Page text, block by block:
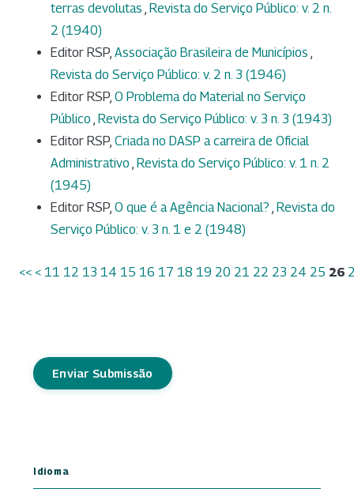
terras devolutas , Revista do Serviço Público: v. 2 n.
2 (1940)
Editor RSP, Associação Brasileira de Municípios ,
Revista do Serviço Público: v. 2 n. 3 (1946)
Editor RSP, O Problema do Material no Serviço
Público , Revista do Serviço Público: v. 3 n. 3 (1943)
Editor RSP, Criada no DASP a carreira de Oficial
Administrativo , Revista do Serviço Público: v. 1 n. 2
(1945)
Editor RSP, O que é a Agência Nacional? , Revista do
Serviço Público: v. 3 n. 1 e 2 (1948)
<< < 11 12 13 14 15 16 17 18 19 20 21 22 23 24 25 26
Enviar Submissão
Idioma